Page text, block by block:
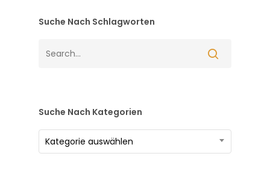
Suche Nach Schlagworten
Suche Nach Kategorien
Suche
nach
Kategorie auswählen